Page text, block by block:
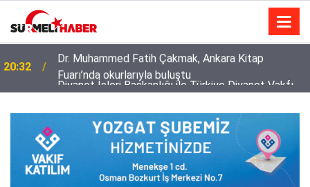
14:52
Diyanet İşleri Başkanlığı ile Türkiye Diyanet Vakfı
milyonları sevindirdi